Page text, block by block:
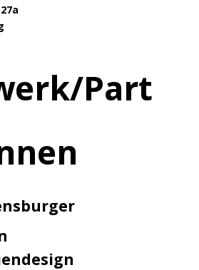
Part